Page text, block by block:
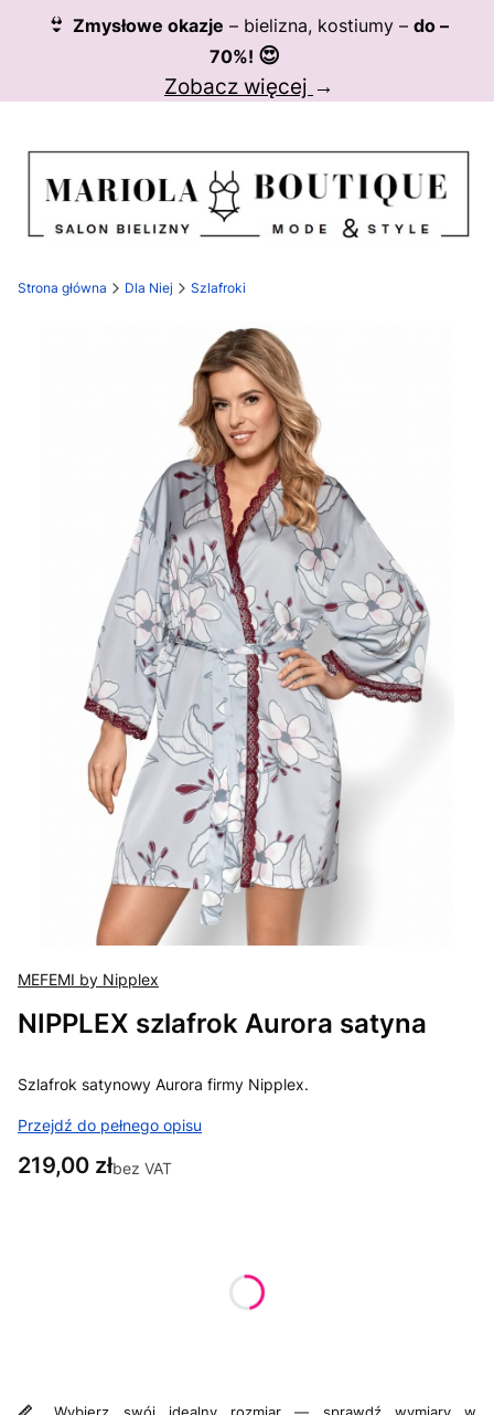
👙 Zmysłowe okazje – bielizna, kostiumy – do –
70%! 😍
Zobacz więcej →
Strona główna Dla Niej Szlafroki
MEFEMI by Nipplex
NIPPLEX szlafrok Aurora satyna
Szlafrok satynowy Aurora firmy Nipplex.
Przejdź do pełnego opisu
Cena
219,00 złbez VAT
📏
Wybierz swój idealny rozmiar — sprawdź wymiary w